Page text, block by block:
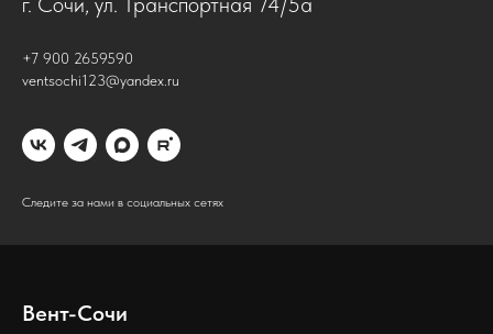
+7 900 2659590
ventsochi123@yandex.ru
Следите за нами в социальных сетях
Вент-Сочи